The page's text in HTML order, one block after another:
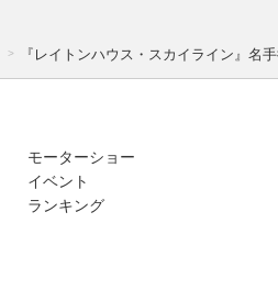
『レイトンハウス・スカイライン』名
モーターショー
イベント
ランキング